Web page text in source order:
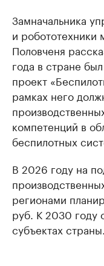
Замначальника
и робототехники
Половченя
года в стране
проект
рамках него
компетенций в
беспилотных
В 2026 году на
регионами
руб. К 2030 году
субъектах страны.